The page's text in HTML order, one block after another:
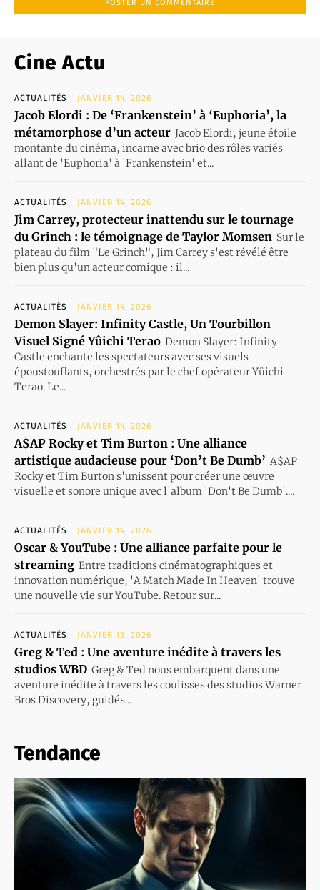
Cine Actu
ACTUALITÉS JANVIER 14, 2026
Jacob Elordi : De ‘Frankenstein’ à ‘Euphoria’, la
métamorphose d’un acteur Jacob Elordi, jeune étoile
montante du cinéma, incarne avec brio des rôles variés
allant de 'Euphoria' à 'Frankenstein' et...
ACTUALITÉS JANVIER 14, 2026
Jim Carrey, protecteur inattendu sur le tournage
du Grinch : le témoignage de Taylor Momsen Sur le
plateau du film "Le Grinch", Jim Carrey s'est révélé être
bien plus qu'un acteur comique : il...
ACTUALITÉS JANVIER 14, 2026
Demon Slayer: Infinity Castle, Un Tourbillon
Visuel Signé Yûichi Terao Demon Slayer: Infinity
Castle enchante les spectateurs avec ses visuels
époustouflants, orchestrés par le chef opérateur Yûichi
Terao. Le...
ACTUALITÉS JANVIER 14, 2026
A$AP Rocky et Tim Burton : Une alliance
artistique audacieuse pour ‘Don’t Be Dumb’ A$AP
Rocky et Tim Burton s'unissent pour créer une œuvre
visuelle et sonore unique avec l'album 'Don't Be Dumb'....
ACTUALITÉS JANVIER 14, 2026
Oscar & YouTube : Une alliance parfaite pour le
streaming Entre traditions cinématographiques et
innovation numérique, 'A Match Made In Heaven' trouve
une nouvelle vie sur YouTube. Retour sur...
ACTUALITÉS JANVIER 13, 2026
Greg & Ted : Une aventure inédite à travers les
studios WBD Greg & Ted nous embarquent dans une
aventure inédite à travers les coulisses des studios Warner
Bros Discovery, guidés...
Tendance